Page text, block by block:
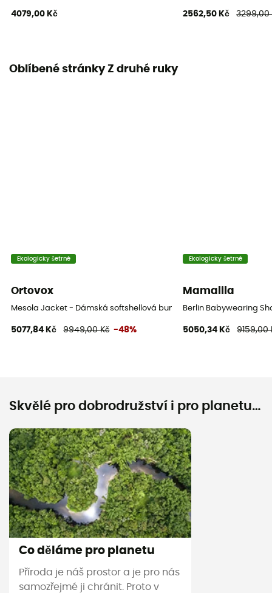
4079,00 Kč 2562,50 Kč 3299,00
Oblíbené stránky Z druhé ruky
Ekologicky šetrné
Ortovox
Mesola Jacket - Dámská softshellová bunda
5077,84 Kč 9949,00 Kč -48%
Ekologicky šetrné
Mamalila
Berlin Babywearing
5050,34 Kč 9159,00
Skvělé pro dobrodružství i pro planetu…
Co děláme pro planetu
Příroda je náš prostor a je pro nás
samozřejmé ji chránit. Proto v